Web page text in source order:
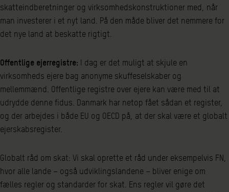
skatteindberetninger og virksomhedskonstruktioner med, når
man investerer i et nyt land. På den måde bliver det nemmere for
det nye land at beskatte rigtigt.
Offentlige ejerregistre: I dag er det muligt at skjule en
virksomheds ejere bag anonyme skuffeselskaber og
mellemmænd. Offentlige registre over ejere kan være med til at
udrydde denne fidus. Danmark har netop fået sådan et register,
og der arbejdes i både EU og OECD på, at der skal være et globalt
ejerskabsregister.
Globalt råd om skat: Vi skal oprette et råd under eksempelvis FN,
hvor alle lande – også udviklingslandene – bliver enige om
fælles regler og standarder for skat. Ens regler vil gøre det